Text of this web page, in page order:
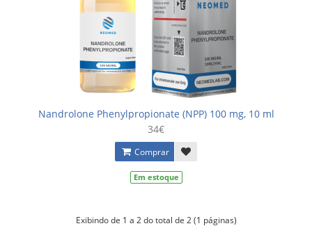
Nandrolone Phenylpropionate (NPP) 100 mg, 10 ml
34€
Comprar
Em estoque
Exibindo de 1 a 2 do total de 2 (1 páginas)